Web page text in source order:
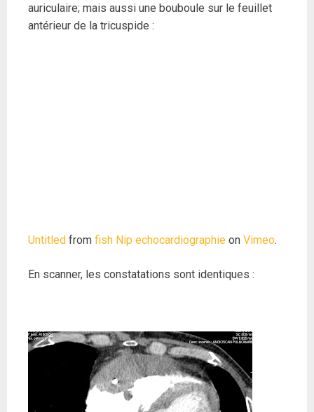
auriculaire; mais aussi une bouboule sur le feuillet
antérieur de la tricuspide :
Untitled from fish Nip echocardiographie on Vimeo.
En scanner, les constatations sont identiques :